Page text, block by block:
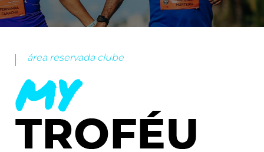
área reservada clube